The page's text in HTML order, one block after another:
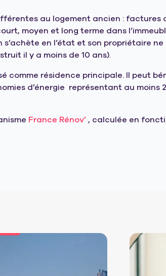
au logement ancien : factures
moyen et long terme dans
en l’état et son propriétaire
il y a moins de 10 ans).
comme résidence principale. Il peut
d’énergie représentant au moins
France Rénov’, calculée en